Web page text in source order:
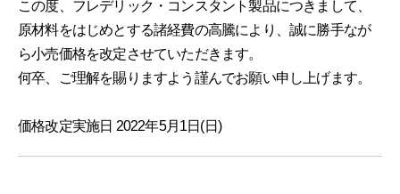
この度、フレデリック・コンスタント製品につきまして、
原材料をはじめとする諸経費の高騰により、誠に勝手なが
ら小売価格を改定させていただきます。
何卒、ご理解を賜りますよう謹んでお願い申し上げます。
価格改定実施日 2022年5月1日(日)